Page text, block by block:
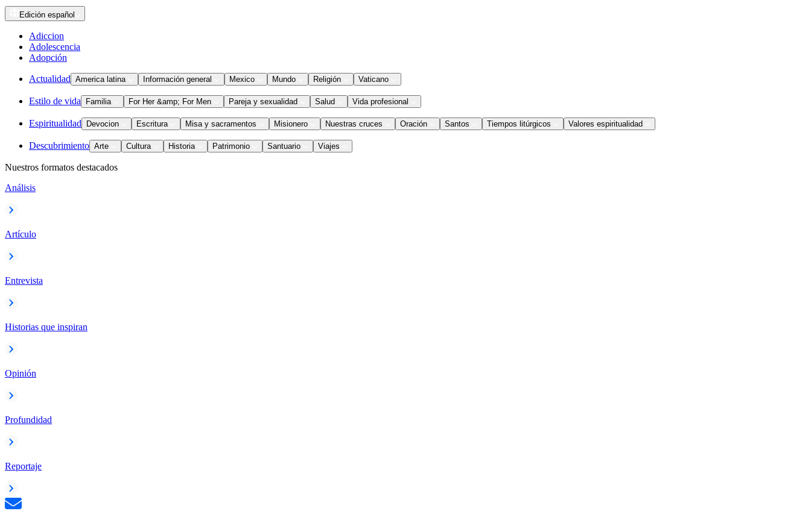
Edición español
Adiccion
Adolescencia
Adopción
Actualidad America latina Información general Mexico Mundo Religión Vaticano
Estilo de vida Familia For Her &amp; For Men Pareja y sexualidad Salud Vida profesional
Espiritualidad Devocion Escritura Misa y sacramentos Misionero Nuestras cruces Oración Santos Tiempos litúrgicos Valores espiritualidad
Descubrimiento Arte Cultura Historia Patrimonio Santuario Viajes
Nuestros formatos destacados
Análisis
Artículo
Entrevista
Historias que inspiran
Opinión
Profundidad
Reportaje